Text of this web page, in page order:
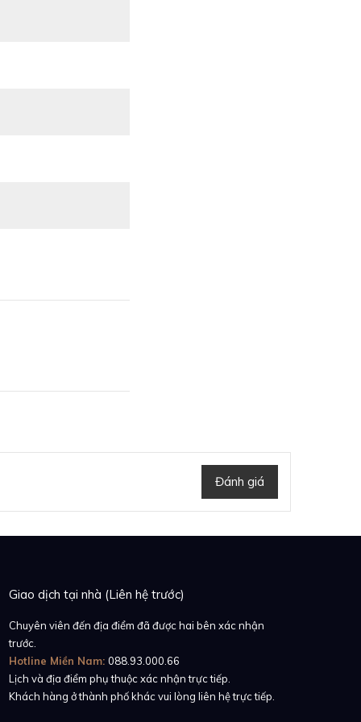
bật với tông màu
chỉ sở hữu vành
sản phẩm.
Đánh giá
Giao dịch tại nhà (Liên hệ trước)
Chuyên viên đến địa điểm đã được hai bên xác nhận
trước.
Hotline Miền Nam: 088.93.000.66
Lịch và địa điểm phụ thuộc xác nhận trực tiếp.
Khách hàng ở thành phố khác vui lòng liên hệ trực tiếp.